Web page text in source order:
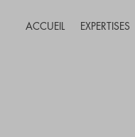
ACCUEIL EXPERTISES